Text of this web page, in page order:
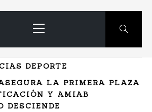
principal
DEPORTE
LA PRIMERA PLAZA
Y AMIAB
DESCIENDE